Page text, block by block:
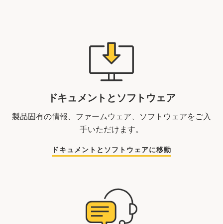
ドキュメントとソフトウェア
製品固有の情報、ファームウェア、ソフトウェアをご入
手いただけます。
ドキュメントとソフトウェアに移動